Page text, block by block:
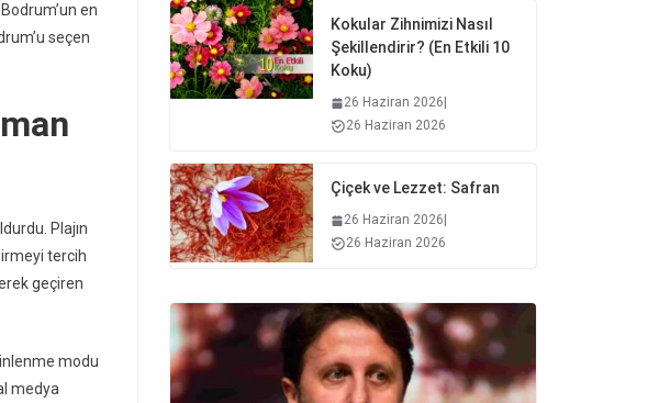
en
seçen
Plajın
tercih
geçiren
modu
medya
Kokular Zihnimizi Nasıl
Şekillendirir? (En Etkili 10
Koku)
26 Haziran 2026
26 Haziran 2026
Çiçek ve Lezzet: Safran
26 Haziran 2026
26 Haziran 2026